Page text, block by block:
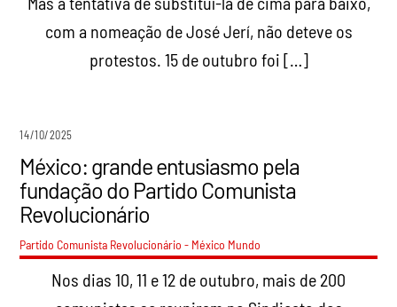
com a nomeação de José Jerí, não deteve os
protestos. 15 de outubro foi […]
14/10/2025
México: grande entusiasmo pela
fundação do Partido Comunista
Revolucionário
Partido Comunista Revolucionário - México Mundo
Nos dias 10, 11 e 12 de outubro, mais de 200